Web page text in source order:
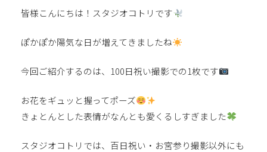
皆様こんにちは！スタジオコトリです
ぽかぽか陽気な日が増えてきましたね
今回ご紹介するのは、100日祝い撮影での1枚です
お花をギュッと握ってポーズ
きょとんとした表情がなんとも愛くるしすぎました
スタジオコトリでは、百日祝い・お宮参り撮影以外にも